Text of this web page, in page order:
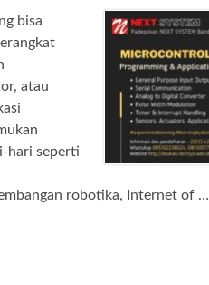
bisa
atau
hari seperti
robotika, Internet of …